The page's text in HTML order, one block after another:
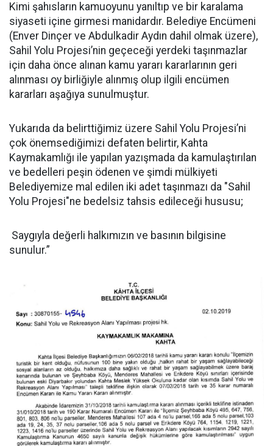
Kimi şahısların kamuoyunu yanıltıp ve bir karalama
siyaseti içine girmesi manidardır. Belediye Encümeni
(Enver Dinçer ve Abdulkadir Aydın dahil olmak üzere),
Sahil Yolu Projesi’nin geçeceği yerdeki taşınmazlar
için daha önce alınan kamu yararı kararlarının geri
alınması oy birliğiyle alınmış olup ilgili encümen
kararları aşağıya sunulmuştur.
Yukarıda da belirttiğimiz üzere Sahil Yolu Projesi’ni
çok önemsediğimizi defaten belirtir, Kahta
Kaymakamlığı ile yapılan yazışmada da kamulaştırılan
ve bedelleri peşin ödenen ve şimdi mülkiyeti
Belediyemize mal edilen iki adet taşınmazı da "Sahil
Yolu Projesi"ne bedelsiz tahsis edileceği hususu;
Saygıyla değerli halkımızın ve basının bilgisine
sunulur.”